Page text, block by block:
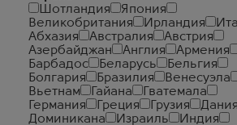
Шотландия
Япония
Великобритания
Ирландия
Абхазия
Австралия
Австрия
Азербайджан
Англия
Армения
Барбадос
Беларусь
Бельгия
Болгария
Бразилия
Венесуэла
Вьетнам
Гайана
Гватемала
Германия
Греция Грузия
Дания
Доминикана
Израиль
Индия